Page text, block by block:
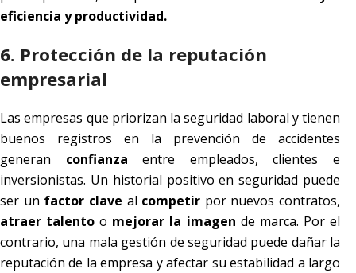
eficiencia y productividad.
6. Protección de la reputación
empresarial
Las empresas que priorizan la seguridad laboral y tienen
buenos registros en la prevención de accidentes
generan confianza entre empleados, clientes e
inversionistas. Un historial positivo en seguridad puede
ser un factor clave al competir por nuevos contratos,
atraer talentoo mejorar la imagen de marca. Por el
contrario, una mala gestión de seguridad puede dañar la
reputación de la empresa y afectar su estabilidad a largo